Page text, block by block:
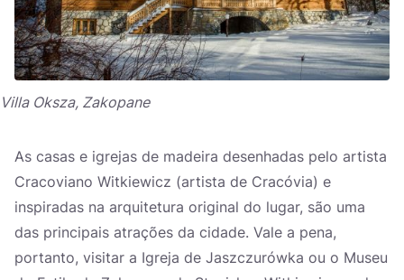
Villa Oksza, Zakopane
As casas e igrejas de madeira desenhadas pelo artista
Cracoviano Witkiewicz (artista de Cracóvia) e
inspiradas na arquitetura original do lugar, são uma
das principais atrações da cidade. Vale a pena,
portanto, visitar a Igreja de Jaszczurówka ou o Museu